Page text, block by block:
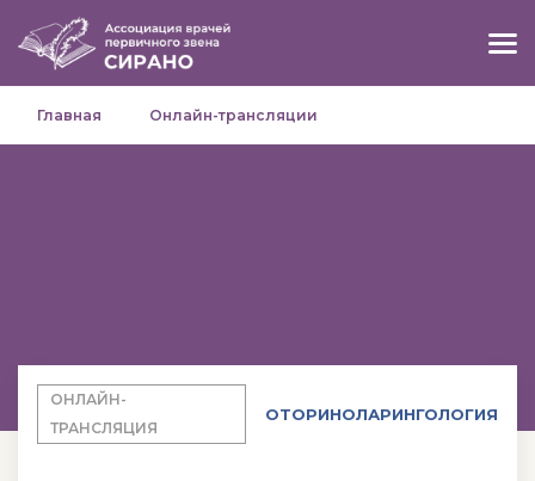
Главная Онлайн-трансляции
ОНЛАЙН-
ТРАНСЛЯЦИЯ
ОТОРИНОЛАРИНГОЛОГИЯ